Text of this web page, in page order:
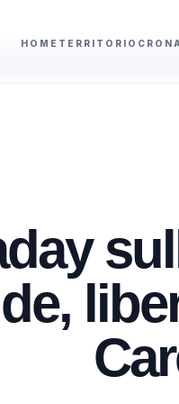
HOME TERRITORIO
siciliano per i neonati